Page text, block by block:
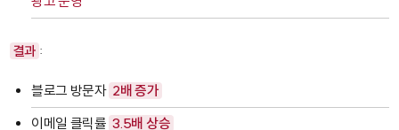
결과 :
블로그 방문자 2배 증가
이메일 클릭률 3.5배 상승